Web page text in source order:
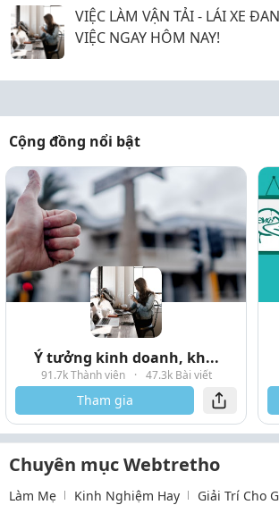
VIỆC LÀM VẬN TẢI - LÁI XE
VIỆC NGAY HÔM NAY!
Cộng đồng nổi bật
Ý tưởng kinh doanh, kh...
91.7k Thành viên · 47.3k Bài viết
Tham gia
Chuyên mục Webtretho
Làm Mẹ Kinh Nghiệm Hay Giải Trí Cho